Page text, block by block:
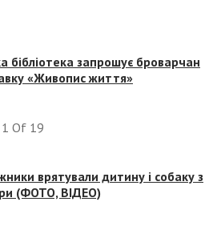
бібліотека запрошує броварчан
«Живопис життя»
1 Of 19
врятували дитину і собаку з
(ФОТО, ВІДЕО)